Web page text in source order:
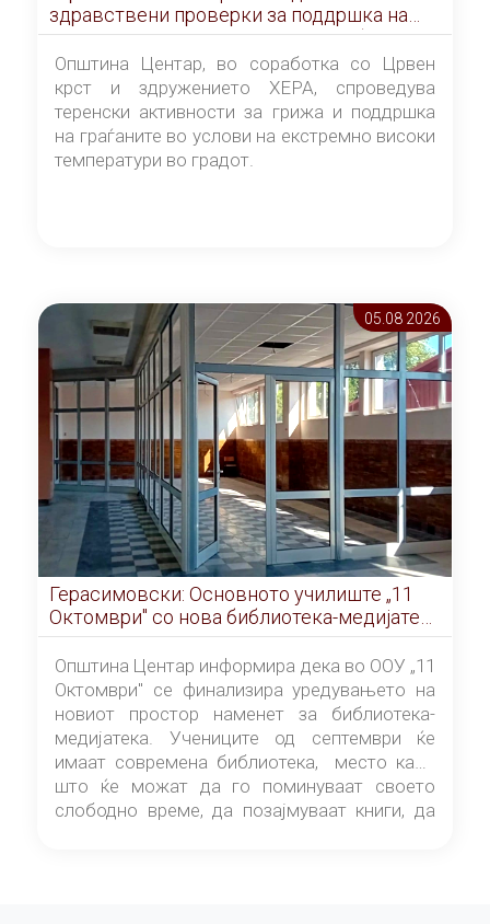
здравствени проверки за поддршка на
граѓаните во услови на топлотен бран
Општина Центар, во соработка со Црвен
крст и здружението ХЕРА, спроведува
теренски активности за грижа и поддршка
на граѓаните во услови на екстремно високи
температури во градот.
05.08 2026
Герасимовски: Основното училиште „11
Октомври" со нова библиотека-медијатека
од септември
Општина Центар информира дека во ООУ „11
Октомври" се финализира уредувањето на
новиот простор наменет за библиотека-
медијатека. Учениците од септември ќе
имаат современа библиотека, место каде
што ќе можат да го поминуваат своето
слободно време, да позајмуваат книги, да